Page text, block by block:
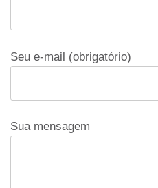
Seu e-mail (obrigatório)
Sua mensagem